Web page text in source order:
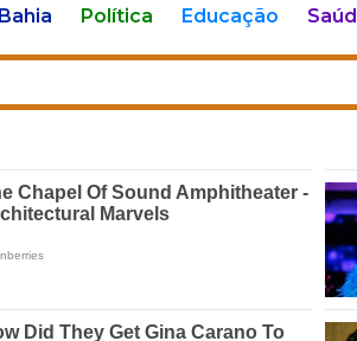
Bahia Política Educação